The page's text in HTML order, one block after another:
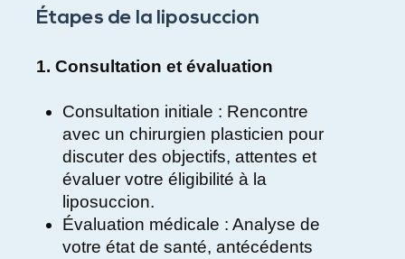
Étapes de la liposuccion
1. Consultation et évaluation
Consultation initiale : Rencontre
avec un chirurgien plasticien pour
discuter des objectifs, attentes et
évaluer votre éligibilité à la
liposuccion.
Évaluation médicale : Analyse de
votre état de santé, antécédents